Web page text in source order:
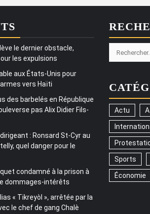
le dernier obstacle,
les expulsions
aux États-Unis pour
vers Haïti
des barbelés en République
pas Alix Didier Fils-
: Ronsard St-Cyr au
quel danger pour le
condamné à la prison à
dommages-intérêts
« Tikreyòl », arrêtée par la
le chef de gang Chalè
Rechercher
Actu
Sports
Économie